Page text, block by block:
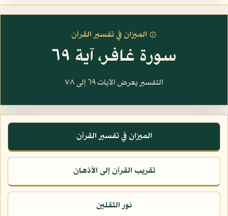
۞ الميزان في تفسير القرآن
سورة غافر، آية ٦٩
التفسير يعرض الآيات ٦٩ إلى ٧٨
الميزان في تفسير القرآن
تقريب القرآن إلى الأذهان
نور الثقلين